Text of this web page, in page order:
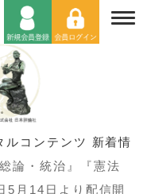
ルコンテンツ 新着情
論・統治』『憲法
月14日より配信開